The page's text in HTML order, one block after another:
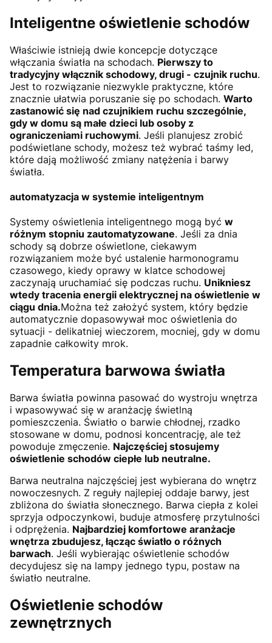
Inteligentne oświetlenie schodów
Właściwie istnieją dwie koncepcje dotyczące
włączania światła na schodach. Pierwszy to
tradycyjny włącznik schodowy, drugi - czujnik ruchu.
Jest to rozwiązanie niezwykle praktyczne, które
znacznie ułatwia poruszanie się po schodach. Warto
zastanowić się nad czujnikiem ruchu szczególnie,
gdy w domu są małe dzieci lub osoby z
ograniczeniami ruchowymi. Jeśli planujesz zrobić
podświetlane schody, możesz też wybrać taśmy led,
które dają możliwość zmiany natężenia i barwy
światła.
automatyzacja w systemie inteligentnym
Systemy oświetlenia inteligentnego mogą być w
różnym stopniu zautomatyzowane. Jeśli za dnia
schody są dobrze oświetlone, ciekawym
rozwiązaniem może być ustalenie harmonogramu
czasowego, kiedy oprawy w klatce schodowej
zaczynają uruchamiać się podczas ruchu. Unikniesz
wtedy tracenia energii elektrycznej na oświetlenie w
ciągu dnia.Można też założyć system, który będzie
automatycznie dopasowywał moc oświetlenia do
sytuacji - delikatniej wieczorem, mocniej, gdy w domu
zapadnie całkowity mrok.
Temperatura barwowa światła
Barwa światła powinna pasować do wystroju wnętrza
i wpasowywać się w aranżację świetlną
pomieszczenia. Światło o barwie chłodnej, rzadko
stosowane w domu, podnosi koncentrację, ale też
powoduje zmęczenie. Najczęściej stosujemy
oświetlenie schodów ciepłe lub neutralne.
Barwa neutralna najczęściej jest wybierana do wnętrz
nowoczesnych. Z reguły najlepiej oddaje barwy, jest
zbliżona do światła słonecznego. Barwa ciepła z kolei
sprzyja odpoczynkowi, buduje atmosferę przytulności
i odprężenia. Najbardziej komfortowe aranżacje
wnętrza zbudujesz, łącząc światło o różnych
barwach. Jeśli wybierając oświetlenie schodów
decydujesz się na lampy jednego typu, postaw na
światło neutralne.
Oświetlenie schodów
zewnętrznych